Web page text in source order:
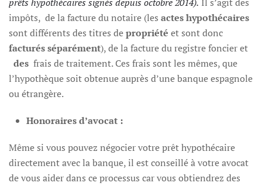
impôts, de la facture du notaire (les actes hypothécaires
sont différents des titres depropriété et sont donc
facturés séparément), de la facture du registre foncier et
des frais de traitement. Ces frais sont les mêmes, que
l’hypothèque soit obtenue auprès d’une banque espagnole
ou étrangère.
Honoraires d’avocat :
Même si vous pouvez négocier votre prêt hypothécaire
directement avec la banque, il est conseillé à votre avocat
de vous aider dans ce processus car vous obtiendrez des